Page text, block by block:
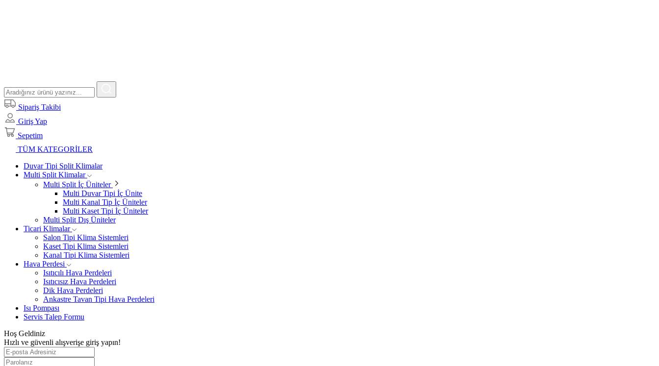
Sipariş Takibi
Giriş Yap
Sepetim
TÜM KATEGORİLER
Duvar Tipi Split Klimalar
Multi Split Klimalar
Multi Split İç Üniteler
Multi Duvar Tipi İç Ünite
Multi Kanal Tip İç Üniteler
Multi Kaset Tipi İç Üniteler
Multi Split Dış Üniteler
Ticari Klimalar
Salon Tipi Klima Sistemleri
Kaset Tipi Klima Sistemleri
Kanal Tipi Klima Sistemleri
Hava Perdesi
Isıtıcılı Hava Perdeleri
Isıtıcısız Hava Perdeleri
Dik Hava Perdeleri
Ankastre Tavan Tipi Hava Perdeleri
Isı Pompası
Servis Talep Formu
Hoş Geldiniz
Hızlı ve güvenli alışverişe giriş yapın!